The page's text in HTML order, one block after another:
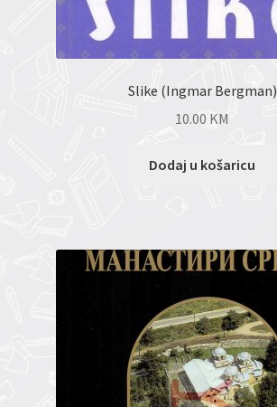
Slike (Ingmar Bergman)
10.00 KM
Dodaj u košaricu